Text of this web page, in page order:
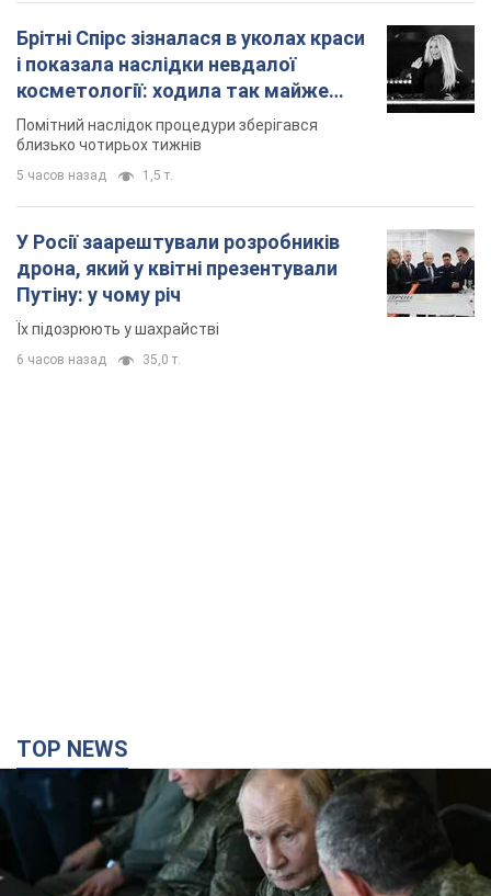
Брітні Спірс зізналася в уколах краси
і показала наслідки невдалої
косметології: ходила так майже
місяць
Помітний наслідок процедури зберігався
близько чотирьох тижнів
5 часов назад 1,5 т.
У Росії заарештували розробників
дрона, який у квітні презентували
Путіну: у чому річ
Їх підозрюють у шахрайстві
6 часов назад 35,0 т.
TOP NEWS